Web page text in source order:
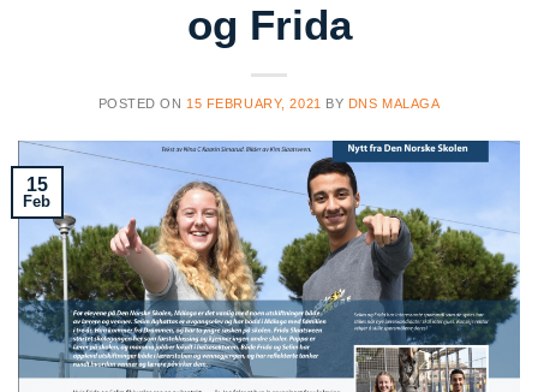
og Frida
POSTED ON 15 FEBRUARY, 2021 BY DNS MALAGA
15
Feb